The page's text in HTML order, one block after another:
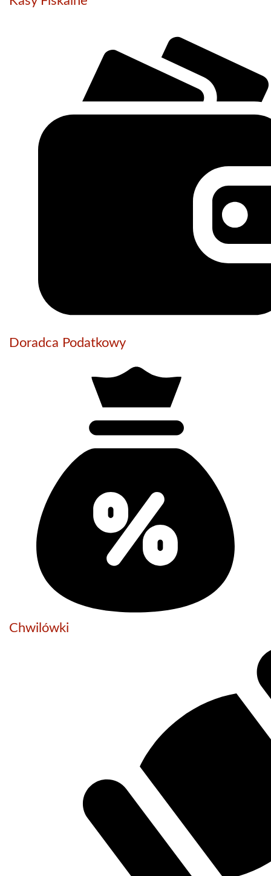
Doradca Podatkowy
Chwilówki